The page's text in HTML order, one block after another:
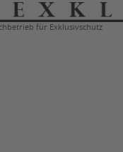
für Exklusivschutz